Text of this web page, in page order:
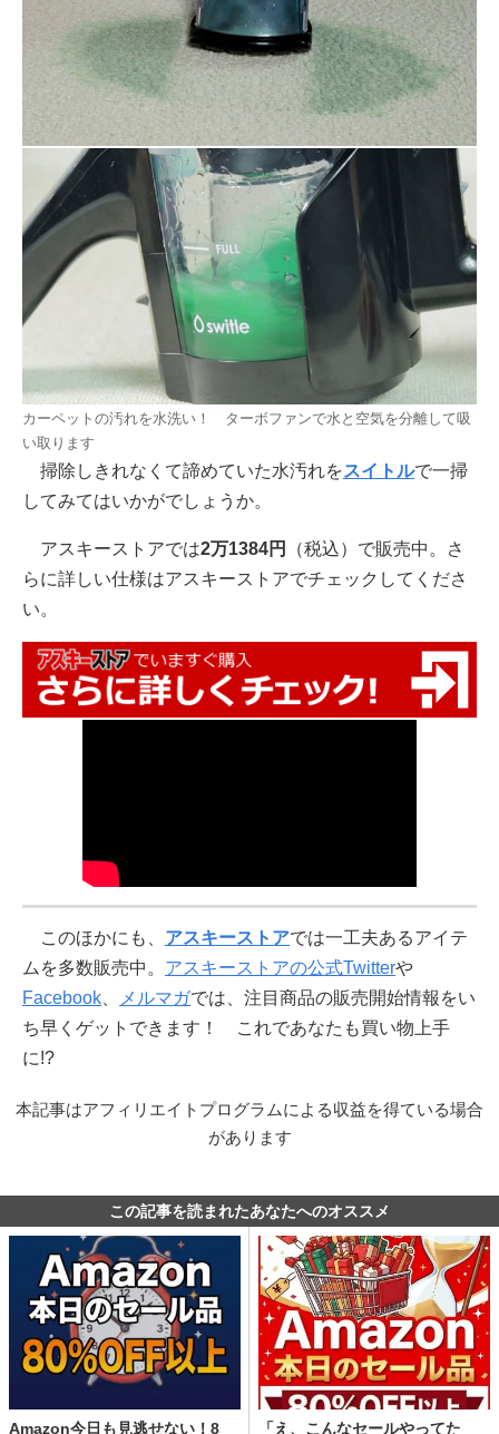
カーペットの汚れを水洗い！ ターボファンで水と空気を分離して吸
い取ります
掃除しきれなくて諦めていた水汚れをスイトルで一掃
してみてはいかがでしょうか。
アスキーストアでは2万1384円
（税込）で販売中。さ
らに詳しい仕様はアスキーストアでチェックしてくださ
い。
このほかにも、 アスキーストアでは一工夫あるアイテ
ムを多数販売中。 アスキーストアの公式Twitterや
Facebook
メルマガでは、注目商品の販売開始情報をい
ち早くゲットできます！ これであなたも買い物上手
に!?
本記事はアフィリエイトプログラムによる収益を得ている場合
があります
この記事を読まれたあなたへのオススメ
Amazon今日も見逃せない！8 「え、こんなセールやってた